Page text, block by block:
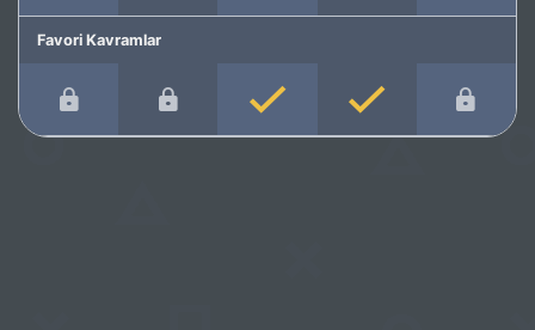
Favori Kavramlar